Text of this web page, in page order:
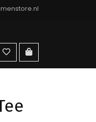
wishlistga naar